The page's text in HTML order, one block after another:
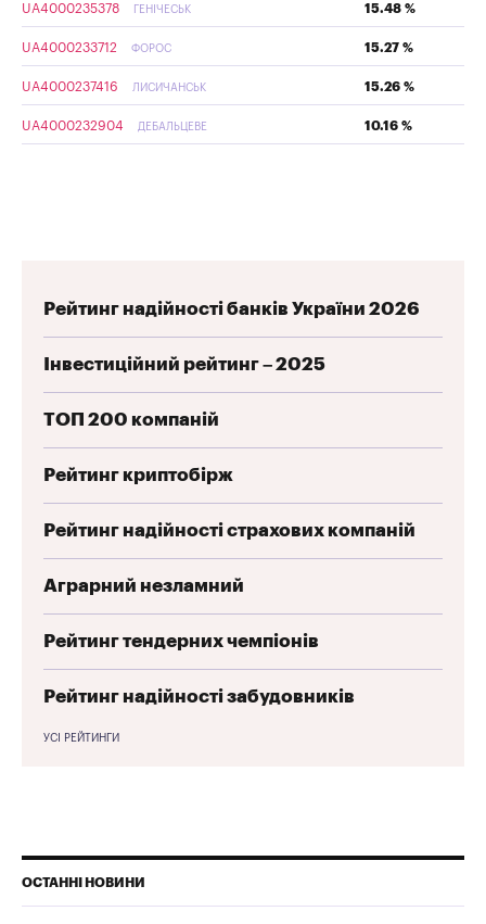
UA4000235378 ГЕНІЧЕСЬК 15.48 %
UA4000233712 ФОРОС 15.27 %
UA4000237416 ЛИСИЧАНСЬК 15.26 %
UA4000232904 ДЕБАЛЬЦЕВЕ 10.16 %
Рейтинг надійності банків України 2026
Інвестиційний рейтинг – 2025
ТОП 200 компаній
Рейтинг криптобірж
Рейтинг надійності страхових компаній
Аграрний незламний
Рейтинг тендерних чемпіонів
Рейтинг надійності забудовників
УСІ РЕЙТИНГИ
ОСТАННІ НОВИНИ